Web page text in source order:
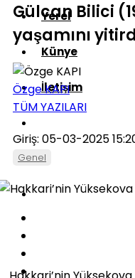
Yerel
Künye
İletişim
Gülcan Bilici
yaşamını
Özge KAPI
TÜM YAZILARI
Giriş: 05-03-2025
Genel